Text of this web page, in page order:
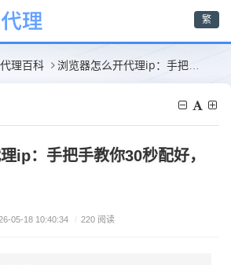
繁
理百科 浏览器怎么开代理ip：手把手教你30秒配好，上网更自在
ip：手把手教你30秒配好，
05-18 10:40:34 / 220 阅读